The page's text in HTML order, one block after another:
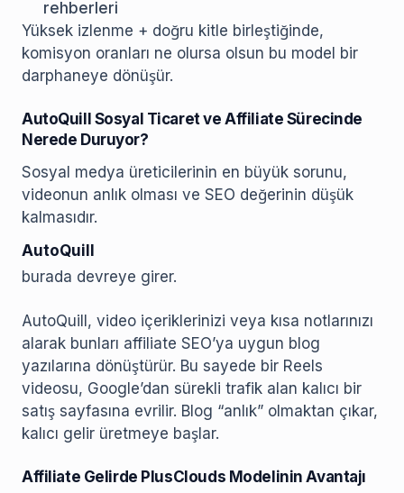
rehberleri
Yüksek izlenme + doğru kitle birleştiğinde,
komisyon oranları ne olursa olsun bu model bir
darphaneye dönüşür.
AutoQuill Sosyal Ticaret ve Affiliate Sürecinde
Nerede Duruyor?
Sosyal medya üreticilerinin en büyük sorunu,
videonun anlık olması ve SEO değerinin düşük
kalmasıdır.
AutoQuill
burada devreye girer.
AutoQuill, video içeriklerinizi veya kısa notlarınızı
alarak bunları affiliate SEO’ya uygun blog
yazılarına dönüştürür. Bu sayede bir Reels
videosu, Google’dan sürekli trafik alan kalıcı bir
satış sayfasına evrilir. Blog “anlık” olmaktan çıkar,
kalıcı gelir üretmeye başlar.
Affiliate Gelirde PlusClouds Modelinin Avantajı